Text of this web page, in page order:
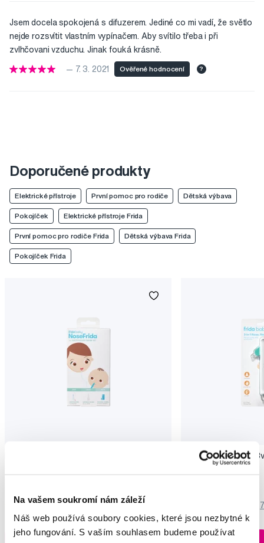
Na vašem soukromí nám záleží
Náš web používá soubory cookies, které jsou nezbytné k
jeho fungování. S vaším souhlasem budeme používat
Jsem docela spokojená s difuzerem. Jediné co mi vadí, že světlo
nejde rozsvítit vlastním vypínačem. Aby svítilo třeba i při
zvlhčovani vzduchu. Jinak fouká krásně.
— 7. 3. 2021 Ověřené hodnocení ?
Doporučené produkty
Elektrické přístroje První pomoc pro rodiče Dětská výbava
Pokojíček Elektrické přístroje Frida
První pomoc pro rodiče Frida Dětská výbava Frida
Pokojíček Frida
4,5 /5 (28x)
Skladem > 5 ks
Frida Baby Čistítko